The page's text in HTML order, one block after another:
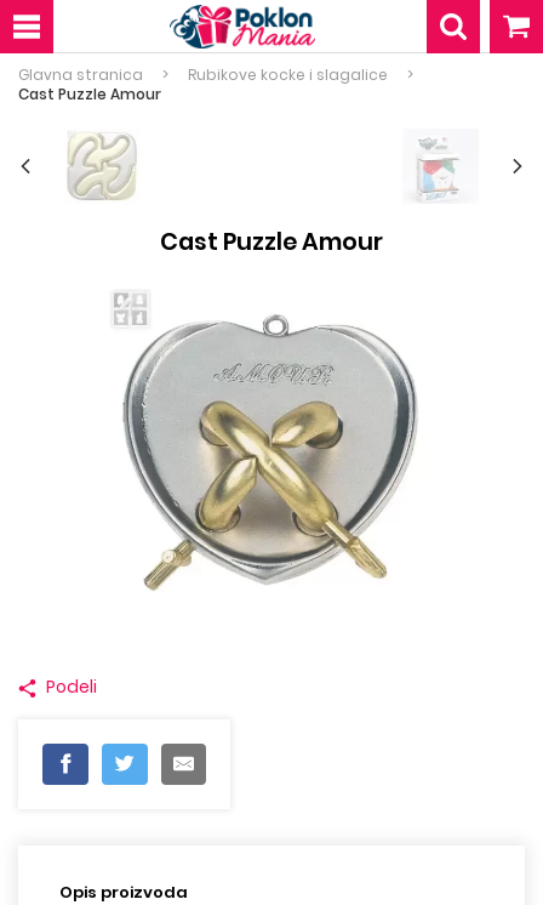
Glavna stranica
Rubikove kocke i slagalice
Cast Puzzle Amour
Cast Puzzle Amour
Podeli
Opis proizvoda